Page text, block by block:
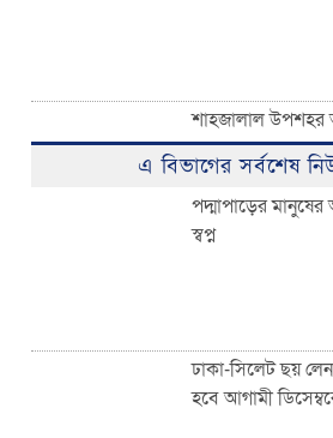
শাহজালাল উপশহর
ঈদুল ফিতরের
হাজারো মুসল্লির ঢল
খন্দকার আব্দুর রকিব
এ বিভাগের সর্বশেষ
পদ্মাপাড়ের
স্বপ্ন
ঢাকা-সিলেট ছয়
হবে আগামী